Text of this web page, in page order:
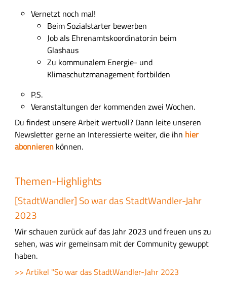
Vernetzt noch mal!
Beim Sozialstarter bewerben
Job als Ehrenamtskoordinator:in beim
Glashaus
Zu kommunalem Energie- und
Klimaschutzmanagement fortbilden
P.S.
Veranstaltungen der kommenden zwei Wochen.
Du findest unsere Arbeit wertvoll? Dann leite unseren
Newsletter gerne an Interessierte weiter, die ihn hier
abonnierenkönnen.
Themen-Highlights
[StadtWandler] So war das StadtWandler-Jahr
2023
Wir schauen zurück auf das Jahr 2023 und freuen uns zu
sehen, was wir gemeinsam mit der Community gewuppt
haben.
>> Artikel "So war das StadtWandler-Jahr 2023